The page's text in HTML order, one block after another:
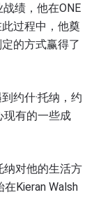
绩，他在ONE
过程中，他奠
的方式赢得了
约什·托纳，约
现有的一些成
纳对他的生活方
Kieran Walsh